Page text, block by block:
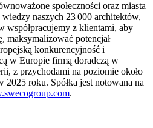
społeczności oraz miasta
naszych 23 000 architektów,
współpracujemy z klientami, aby
maksymalizować potencjał
konkurencyjność i
w Europie firmą doradczą w
z przychodami na poziomie około
roku. Spółka jest notowana na
.